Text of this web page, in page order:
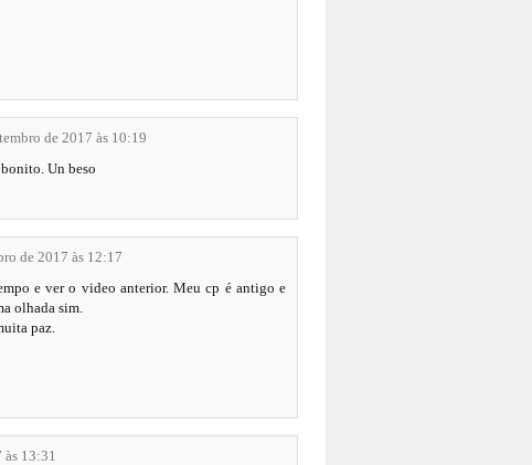
de 2017 às 10:19
Un beso
de 2017 às 12:17
e ver o video anterior. Meu cp é antigo e
olhada sim.
paz.
às 13:31